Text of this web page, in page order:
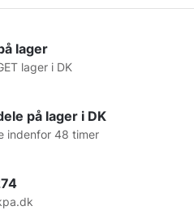
ved moderne
Giver fuld kontrol over
Reducerer risikoen for
bevægelser.
Øger sikkerheden for
lager
lager i DK
på lager i DK
indenfor 48 timer